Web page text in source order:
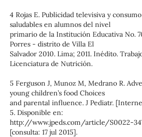
4 Rojas E. Publicidad televisiva y
saludables en alumnos del nivel
primario de la Institución Educativa No.
Porres - distrito de Villa El
Salvador 2010. Lima; 2011. Inédito.
Licenciatura de Nutrición.
5 Ferguson J, Munoz M, Medrano R.
young children’s food Choices
and parental influence. J Pediatr.
5. Disponible en:
http://www.jpeds.com/article/S0022-
[consulta: 17 jul 2015].